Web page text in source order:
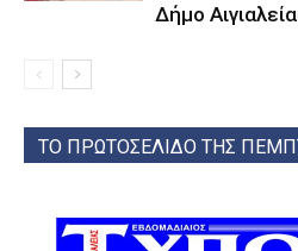
Δήμο
ΤΟ ΠΡΩΤΟΣΕΛΙΔΟ ΤΗΣ